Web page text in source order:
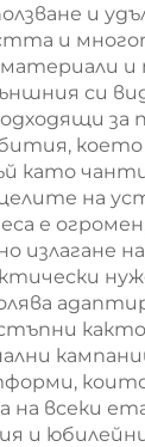
и
и
си
за
като
на
е
на всеки
и